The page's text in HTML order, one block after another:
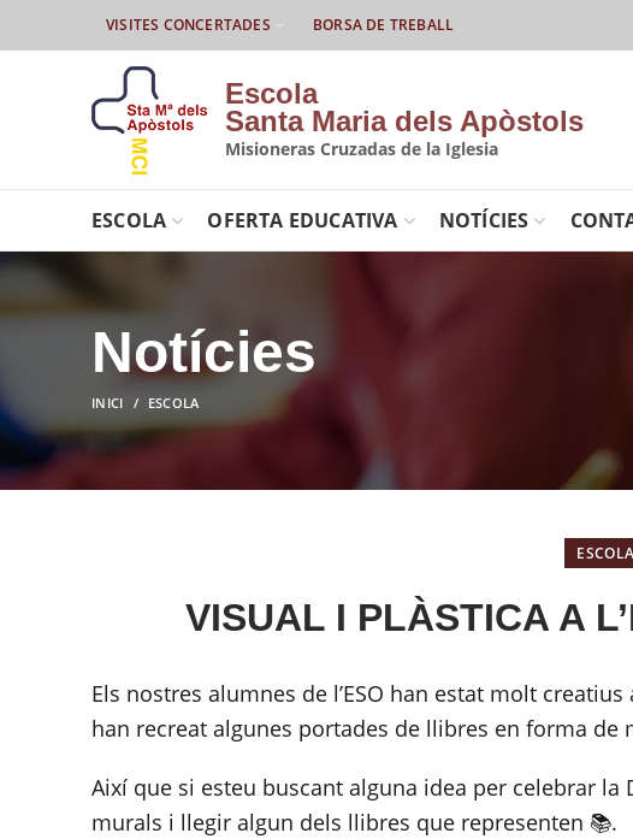
VISITES CONCERTADES BORSA DE TREBALL
Escola
Santa Maria dels Apòstols
Misioneras Cruzadas de la Iglesia
ESCOLA OFERTA EDUCATIVA NOTÍCIES
Notícies
INICI ESCOLA
ESCOLA
VISUAL I PLÀSTICA A
Els nostres alumnes de l’ESO han estat molt
han recreat algunes portades de llibres en forma de
Així que si esteu buscant alguna idea per celebrar
murals i llegir algun dels llibres que representen 📚.